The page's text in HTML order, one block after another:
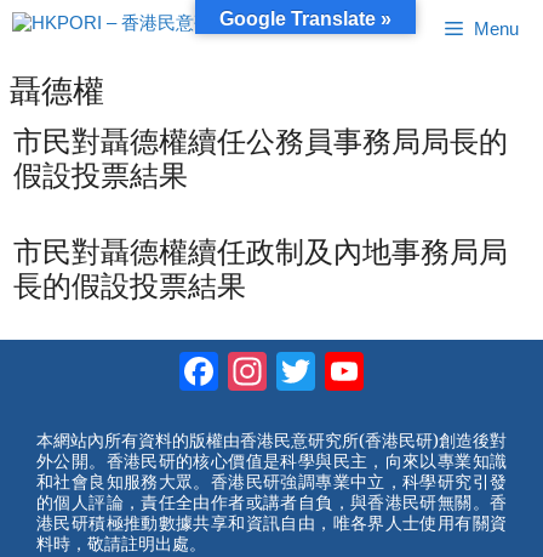
跳
至
容
Menu
聶德權
市民對聶德權續任公務員事務局局長的
假設投票結果
市民對聶德權續任政制及內地事務局局
長的假設投票結果
Facebook
Instagram
Twitter
本網站內所有資料的版權由香港民意研究所(香港民研)創造後對
外公開。香港民研的核心價值是科學與民主，向來以專業知識
和社會良知服務大眾。香港民研強調專業中立，科學研究引發
的個人評論，責任全由作者或講者自負，與香港民研無關。香
港民研積極推動數據共享和資訊自由，唯各界人士使用有關資
料時，敬請註明出處。
Google Translate »